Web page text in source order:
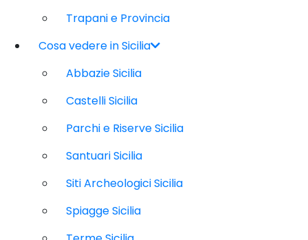
Trapani e Provincia
Cosa vedere in Sicilia
Abbazie Sicilia
Castelli Sicilia
Parchi e Riserve Sicilia
Santuari Sicilia
Siti Archeologici Sicilia
Spiagge Sicilia